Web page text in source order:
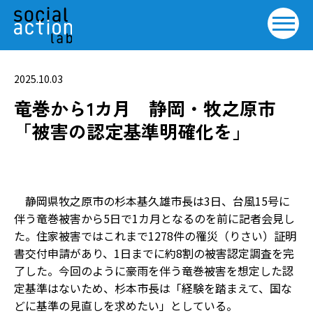
2025.10.03
竜巻から1カ月 静岡・牧之原市
「被害の認定基準明確化を」
静岡県牧之原市の杉本基久雄市長は3日、台風15号に
伴う竜巻被害から5日で1カ月となるのを前に記者会見し
た。住家被害ではこれまで1278件の罹災（りさい）証明
書交付申請があり、1日までに約8割の被害認定調査を完
了した。今回のように豪雨を伴う竜巻被害を想定した認
定基準はないため、杉本市長は「経験を踏まえて、国な
どに基準の見直しを求めたい」としている。